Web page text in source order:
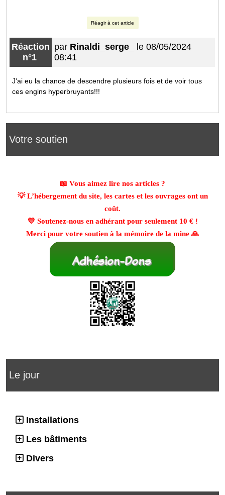
Votre soutien
📖 Vous aimez lire nos articles ?
💡 L’hébergement du site, les cartes et les ouvrages ont un
coût.
💛 Soutenez-nous en adhérant pour seulement 10 €!
Merci pour votre soutien à la mémoire de la mine 🙏
Le jour
Installations
Les bâtiments
Divers
Réagir à cet article
Réaction
n°1
par Rinaldi_serge_
le 08/05/2024
08:41
J'ai eu la chance de descendre plusieurs fois et de voir tous
ces engins hyperbruyants!!!